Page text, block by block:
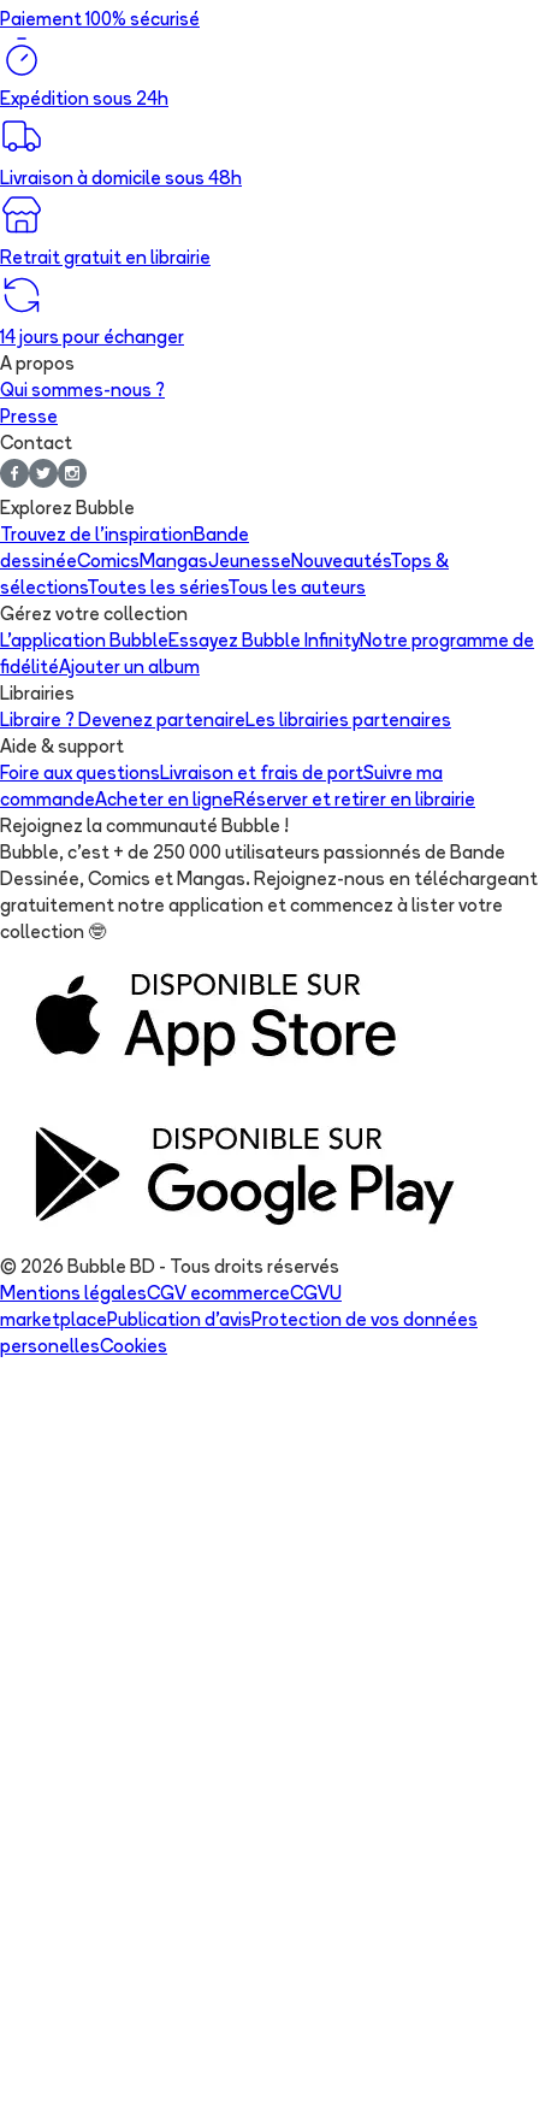
Paiement 100% sécurisé
Expédition sous 24h
Livraison à domicile sous 48h
Retrait gratuit en librairie
14 jours pour échanger
A propos
Qui sommes-nous ?
Presse
Contact
Explorez Bubble
Trouvez de l'inspirationBande
dessinéeComicsMangasJeunesseNouveautésTops &
sélectionsToutes les sériesTous les auteurs
Gérez votre collection
L'application BubbleEssayez Bubble InfinityNotre programme de
fidélitéAjouter un album
Librairies
Libraire ? Devenez partenaireLes librairies partenaires
Aide & support
Foire aux questionsLivraison et frais de portSuivre ma
commandeAcheter en ligneRéserver et retirer en librairie
Rejoignez la communauté Bubble !
Bubble, c'est + de 250 000 utilisateurs passionnés de Bande
Dessinée, Comics et Mangas. Rejoignez-nous en téléchargeant
gratuitement notre application et commencez à lister votre
collection 🤓
© 2026 Bubble BD - Tous droits réservés
Mentions légalesCGV ecommerceCGVU
marketplacePublication d'avisProtection de vos données
personellesCookies